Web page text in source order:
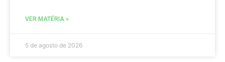
VER MATÉRIA »
5 de agosto de 2026